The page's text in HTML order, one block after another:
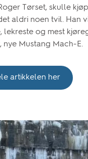
Tørset, skulle
aldri noen tvil. Han
lekreste og mest
nye Mustang Mach-E.
artikkelen her